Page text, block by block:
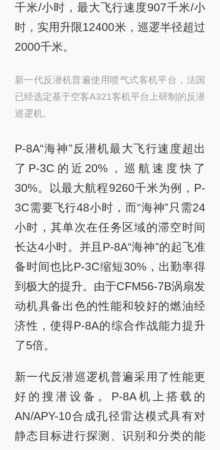
千米/小时，最大飞行速度907千米/小
时，实用升限12400米，巡逻半径超过
2000千米。
新一代反潜机普遍使用喷气式客机平台，法国
已经选定基于空客A321客机平台上研制的反潜
巡逻机。
P-8A“海神”反潜机最大飞行速度超出
了P-3C的近20%，巡航速度快了
30%。以最大航程9260千米为例，P-
3C需要飞行48小时，而“海神”只需24
小时，其单次在任务区域的滞空时间
长达4小时。并且P-8A“海神”的起飞准
备时间也比P-3C缩短30%，出勤率得
到极大的提升。由于CFM56-7B涡扇发
动机具备出色的性能和较好的燃油经
济性，使得P-8A的综合作战能力提升
了5倍。
新一代反潜巡逻机普遍采用了性能更
好的搜潜设备。P-8A机上搭载的
AN/APY-10合成孔径雷达模式具有对
静态目标进行探测、识别和分类的能